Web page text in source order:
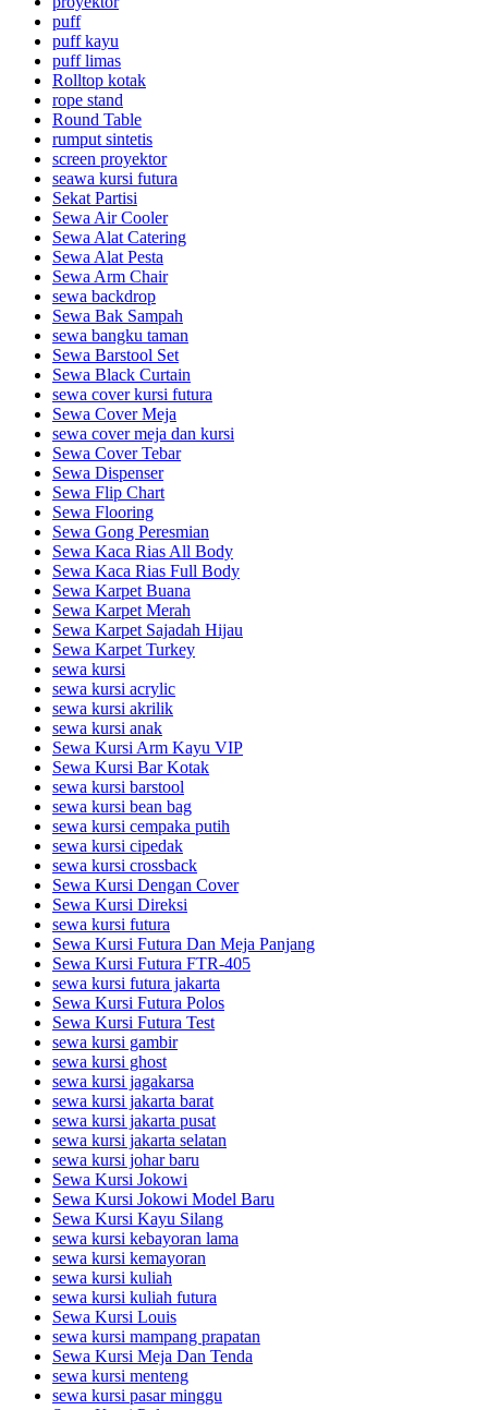
puff
puff kayu
puff limas
Rolltop kotak
rope stand
Round Table
rumput sintetis
screen proyektor
seawa kursi futura
Sekat Partisi
Sewa Air Cooler
Sewa Alat Catering
Sewa Alat Pesta
Sewa Arm Chair
sewa backdrop
Sewa Bak Sampah
sewa bangku taman
Sewa Barstool Set
Sewa Black Curtain
sewa cover kursi futura
Sewa Cover Meja
sewa cover meja dan kursi
Sewa Cover Tebar
Sewa Dispenser
Sewa Flip Chart
Sewa Flooring
Sewa Gong Peresmian
Sewa Kaca Rias All Body
Sewa Kaca Rias Full Body
Sewa Karpet Buana
Sewa Karpet Merah
Sewa Karpet Sajadah Hijau
Sewa Karpet Turkey
sewa kursi
sewa kursi acrylic
sewa kursi akrilik
sewa kursi anak
Sewa Kursi Arm Kayu VIP
Sewa Kursi Bar Kotak
sewa kursi barstool
sewa kursi bean bag
sewa kursi cempaka putih
sewa kursi cipedak
sewa kursi crossback
Sewa Kursi Dengan Cover
Sewa Kursi Direksi
sewa kursi futura
Sewa Kursi Futura Dan Meja Panjang
Sewa Kursi Futura FTR-405
sewa kursi futura jakarta
Sewa Kursi Futura Polos
Sewa Kursi Futura Test
sewa kursi gambir
sewa kursi ghost
sewa kursi jagakarsa
sewa kursi jakarta barat
sewa kursi jakarta pusat
sewa kursi jakarta selatan
sewa kursi johar baru
Sewa Kursi Jokowi
Sewa Kursi Jokowi Model Baru
Sewa Kursi Kayu Silang
sewa kursi kebayoran lama
sewa kursi kemayoran
sewa kursi kuliah
sewa kursi kuliah futura
Sewa Kursi Louis
sewa kursi mampang prapatan
Sewa Kursi Meja Dan Tenda
sewa kursi menteng
sewa kursi pasar minggu